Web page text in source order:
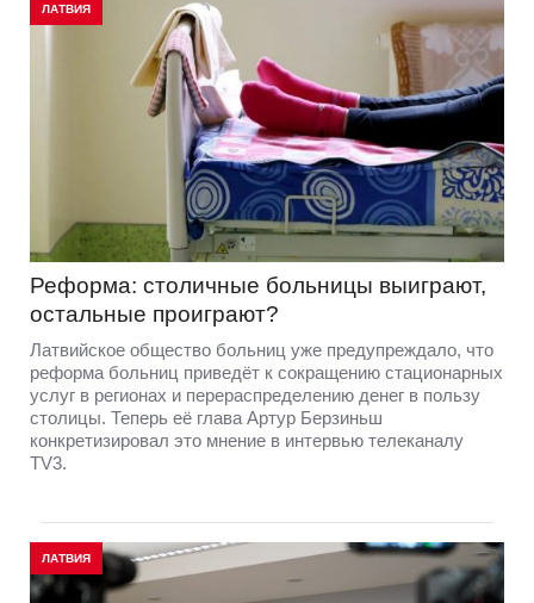
ЛАТВИЯ
Реформа: столичные больницы выиграют,
остальные проиграют?
Латвийское общество больниц уже предупреждало, что
реформа больниц приведёт к сокращению стационарных
услуг в регионах и перераспределению денег в пользу
столицы. Теперь её глава Артур Берзиньш
конкретизировал это мнение в интервью телеканалу
TV3.
ЛАТВИЯ